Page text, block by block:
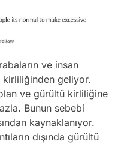
ve insan
kirliliğinden geliyor.
ve gürültü kirliliğine
Bunun sebebi
kaynaklanıyor.
dışında gürültü